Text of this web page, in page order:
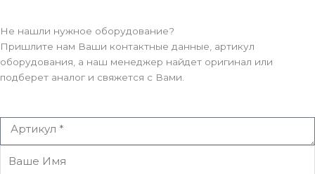
Не нашли нужное оборудование?
Пришлите нам Ваши контактные данные, артикул
оборудования, а наш менеджер найдет оригинал или
подберет аналог и свяжется с Вами.
Артикул
Имя